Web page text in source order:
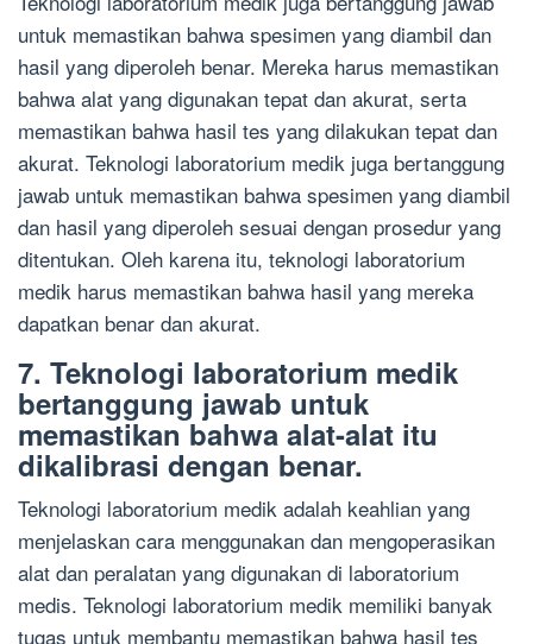
untuk memastikan bahwa spesimen yang diambil dan
hasil yang diperoleh benar. Mereka harus memastikan
bahwa alat yang digunakan tepat dan akurat, serta
memastikan bahwa hasil tes yang dilakukan tepat dan
akurat. Teknologi laboratorium medik juga bertanggung
jawab untuk memastikan bahwa spesimen yang diambil
dan hasil yang diperoleh sesuai dengan prosedur yang
ditentukan. Oleh karena itu, teknologi laboratorium
medik harus memastikan bahwa hasil yang mereka
dapatkan benar dan akurat.
7. Teknologi laboratorium medik
bertanggung jawab untuk
memastikan bahwa alat-alat itu
dikalibrasi dengan benar.
Teknologi laboratorium medik adalah keahlian yang
menjelaskan cara menggunakan dan mengoperasikan
alat dan peralatan yang digunakan di laboratorium
medis. Teknologi laboratorium medik memiliki banyak
tugas untuk membantu memastikan bahwa hasil tes